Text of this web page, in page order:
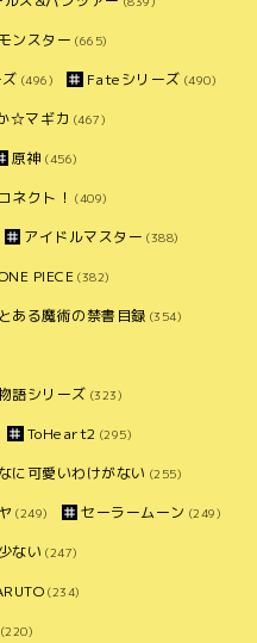
ンスター (665)
(496) Fateシリーズ (490)
☆マギカ (467)
原神 (456)
ネクト！ (409)
アイドルマスター (388)
PIECE (382)
とある魔術の禁書目録 (354)
語シリーズ (323)
ToHeart2 (295)
に可愛いわけがない (255)
(249) セーラームーン (249)
ない (247)
(234)
(220)